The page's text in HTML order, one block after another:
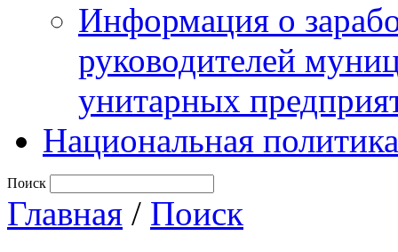
Информация о
руководителей
унитарных
Национальная политика
Поиск
Главная / Поиск